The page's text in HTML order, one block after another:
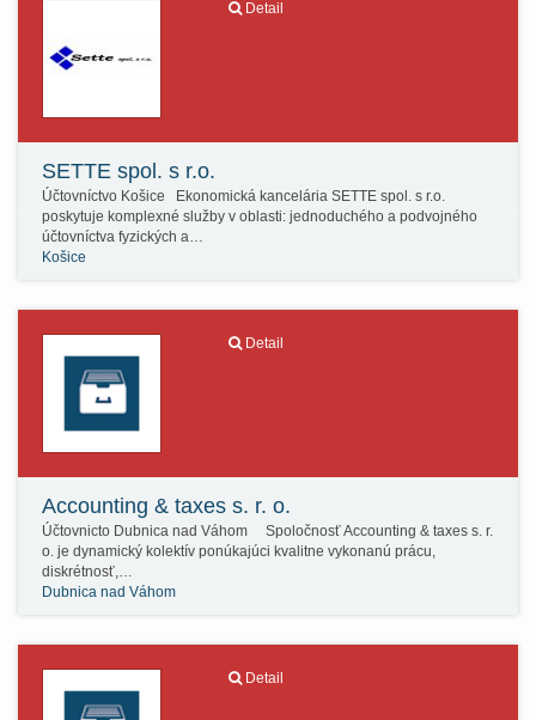
Detail
SETTE spol. s r.o.
Účtovníctvo Košice Ekonomická kancelária SETTE spol. s r.o.
poskytuje komplexné služby v oblasti: jednoduchého a podvojného
účtovníctva fyzických a…
Košice
Detail
Accounting & taxes s. r. o.
Účtovnicto Dubnica nad Váhom Spoločnosť Accounting & taxes s. r.
o. je dynamický kolektív ponúkajúci kvalitne vykonanú prácu,
diskrétnosť,…
Dubnica nad Váhom
Detail